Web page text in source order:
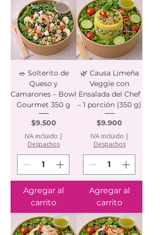
🥗 Solterito de
Queso y
Camarones – Bowl
Gourmet 350 g
Precio
$9.500
IVA incluido |
Despachos
Agregar al
carrito
🌿 Causa Limeña
Veggie con
Ensalada del Chef
– 1 porción (350 g)
Precio
$9.900
IVA incluido |
Despachos
Agregar al
carrito